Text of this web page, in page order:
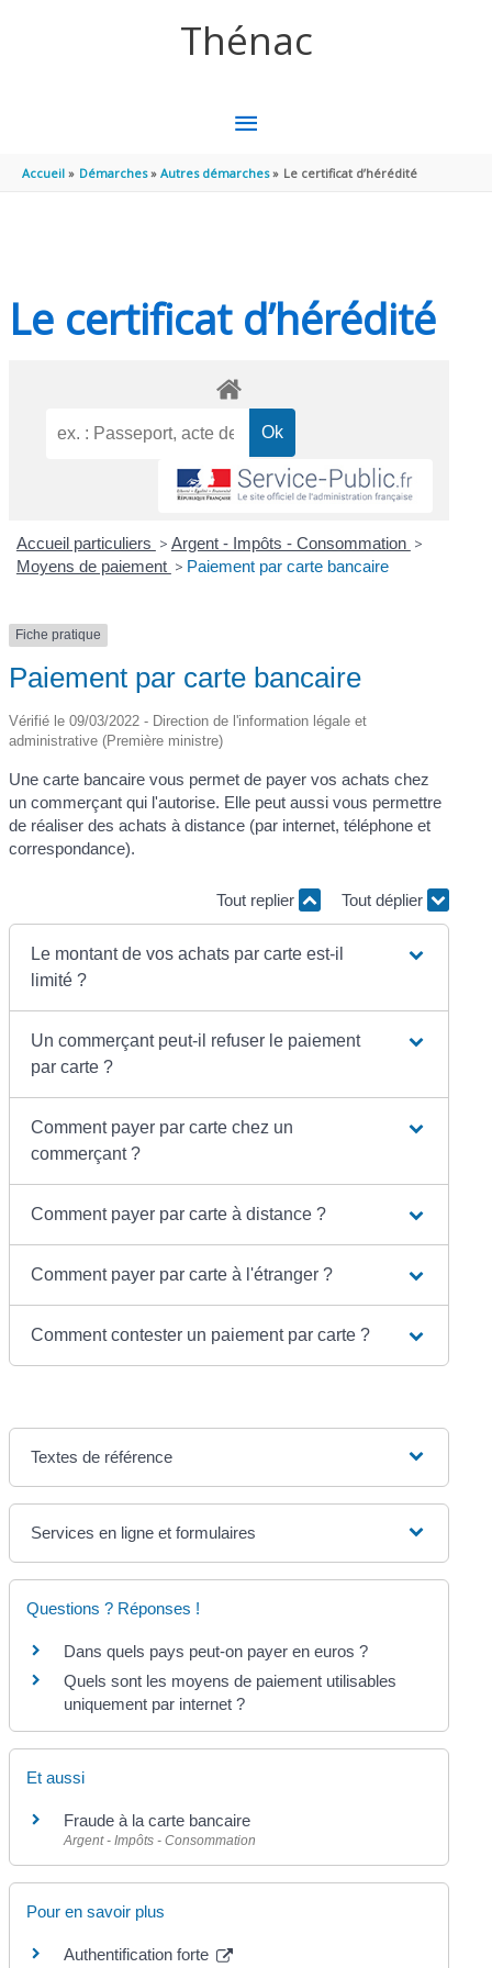
Thénac
MENU
PRINCIPAL
Accueil Démarches Autres démarches Le certificat d’hérédité
Le certificat d’hérédité
Accueil particuliers > Argent - Impôts - Consommation >
Moyens de paiement > Paiement par carte bancaire
Fiche pratique
Paiement par carte bancaire
Vérifié le 09/03/2022 - Direction de l'information légale et
administrative (Première ministre)
Une carte bancaire vous permet de payer vos achats chez
un commerçant qui l'autorise. Elle peut aussi vous permettre
de réaliser des achats à distance (par internet, téléphone et
correspondance).
Tout replier Tout déplier
Le montant de vos achats par carte est-il
limité ?
Un commerçant peut-il refuser le paiement
par carte ?
Comment payer par carte chez un
commerçant ?
Comment payer par carte à distance ?
Comment payer par carte à l'étranger ?
Comment contester un paiement par carte ?
Textes de référence
Services en ligne et formulaires
Questions ? Réponses !
Dans quels pays peut-on payer en euros ?
Quels sont les moyens de paiement utilisables
uniquement par internet ?
Et aussi
Fraude à la carte bancaire
Argent - Impôts - Consommation
Pour en savoir plus
Authentification forte